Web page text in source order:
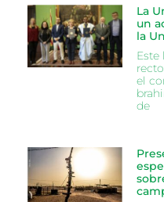
La
un
la
Este
el
de